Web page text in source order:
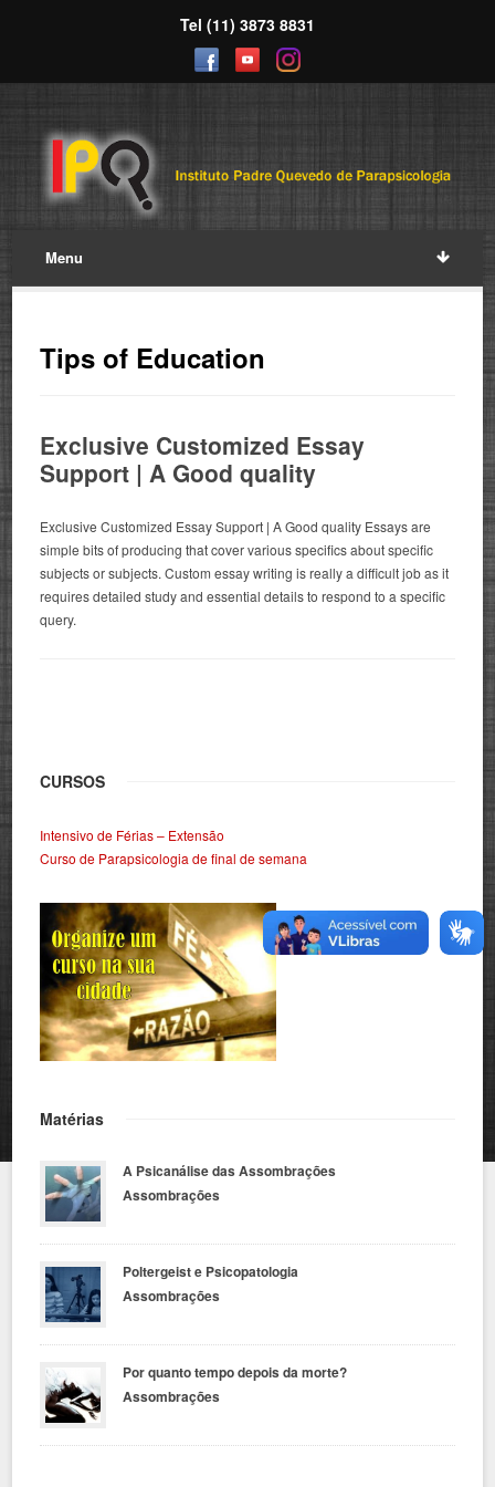
Tel (11) 3873 8831
Menu
Tips of Education
Exclusive Customized Essay
Support | A Good quality
Exclusive Customized Essay Support | A Good quality Essays are
simple bits of producing that cover various specifics about specific
subjects or subjects. Custom essay writing is really a difficult job as it
requires detailed study and essential details to respond to a specific
query.
CURSOS
Intensivo de Férias – Extensão
Curso de Parapsicologia de final de semana
Matérias
A Psicanálise das Assombrações
Assombrações
Poltergeist e Psicopatologia
Assombrações
Por quanto tempo depois da morte?
Assombrações